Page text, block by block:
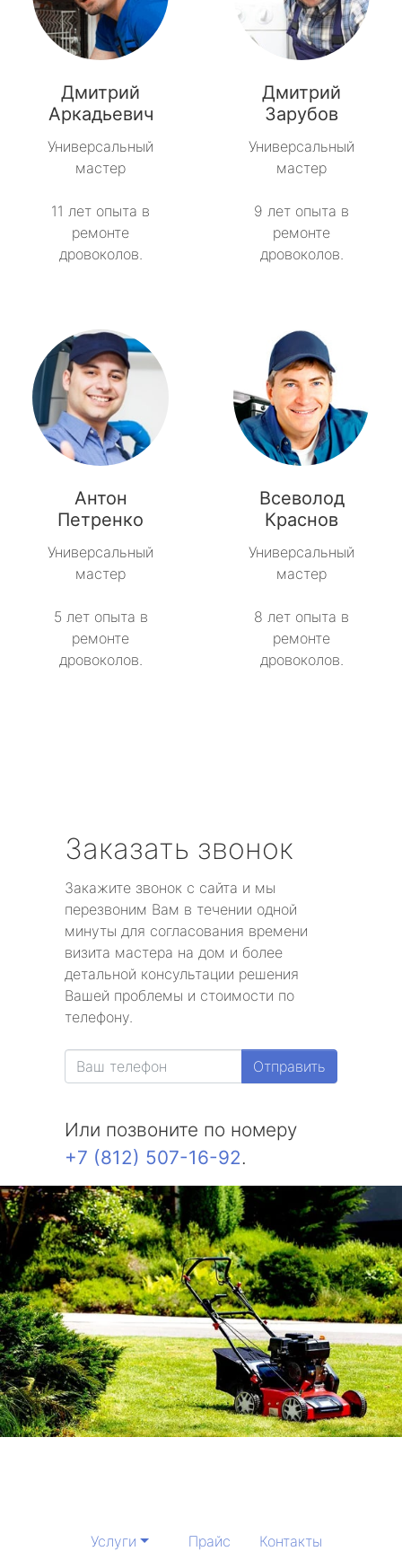
Дмитрий
Аркадьевич
Универсальный
мастер
11 лет опыта в
ремонте
дровоколов.
Дмитрий
Зарубов
Универсальный
мастер
9 лет опыта в
ремонте
дровоколов.
Антон
Петренко
Универсальный
мастер
5 лет опыта в
ремонте
дровоколов.
Всеволод
Краснов
Универсальный
мастер
8 лет опыта в
ремонте
дровоколов.
Заказать звонок
Закажите звонок с сайта и мы
перезвоним Вам в течении одной
минуты для согласования времени
визита мастера на дом и более
детальной консультации решения
Вашей проблемы и стоимости по
телефону.
Отправить
Или позвоните по номеру
+7 (812) 507-16-92.
Услуги Прайс Контакты